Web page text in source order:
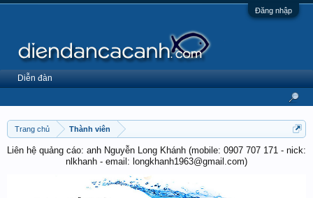
Đăng nhập
Trang chủ Thành viên
Liên hệ quảng cáo: anh Nguyễn Long Khánh (mobile: 0907 707 171 - nick:
nlkhanh - email: longkhanh1963@gmail.com)
Diễn đàn